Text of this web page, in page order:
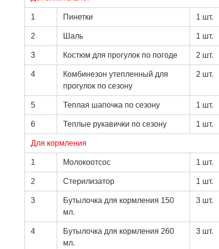
1 Пинетки 1 шт.
2 Шаль 1 шт.
3 Костюм для прогулок по погоде 2 шт.
4
Комбинезон утепленный для
прогулок по сезону
2 шт.
5 Теплая шапочка по сезону 1 шт.
6 Теплые рукавички по сезону 1 шт.
Для кормления
1 Молокоотсос 1 шт.
2 Стерилизатор 1 шт.
3
Бутылочка для кормления 150
мл.
3 шт.
4
Бутылочка для кормления 260
мл.
3 шт.